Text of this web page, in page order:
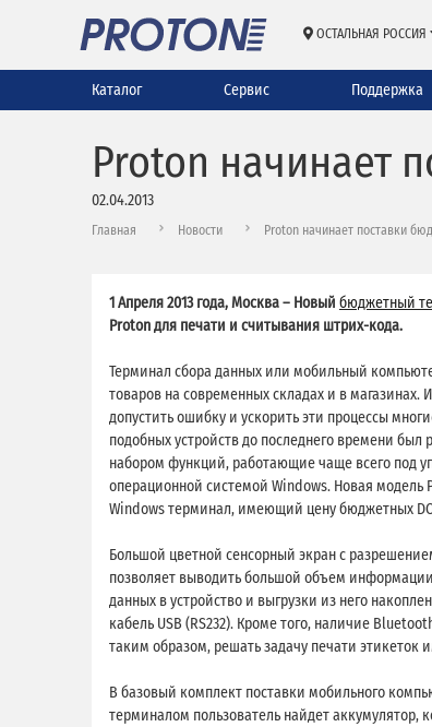
ОСТАЛЬНАЯ РОССИЯ
Каталог Сервис Поддержка
Proton начинает
02.04.2013
Главная Новости Proton начинает поставки
1 Апреля 2013 года, Москва – Новый бюджетный
Proton для печати и считывания штрих-кода.
Терминал сбора данных или мобильный
товаров на современных складах и в магазинах.
допустить ошибку и ускорить эти процессы
подобных устройств до последнего времени
набором функций, работающие чаще всего под
операционной системой Windows. Новая модель
Windows терминал, имеющий цену бюджетных
Большой цветной сенсорный экран с
позволяет выводить большой объем
данных в устройство и выгрузки из него
кабель USB (RS232). Кроме того, наличие
таким образом, решать задачу печати этикеток
В базовый комплект поставки мобильного
терминалом пользователь найдет аккумулятор,